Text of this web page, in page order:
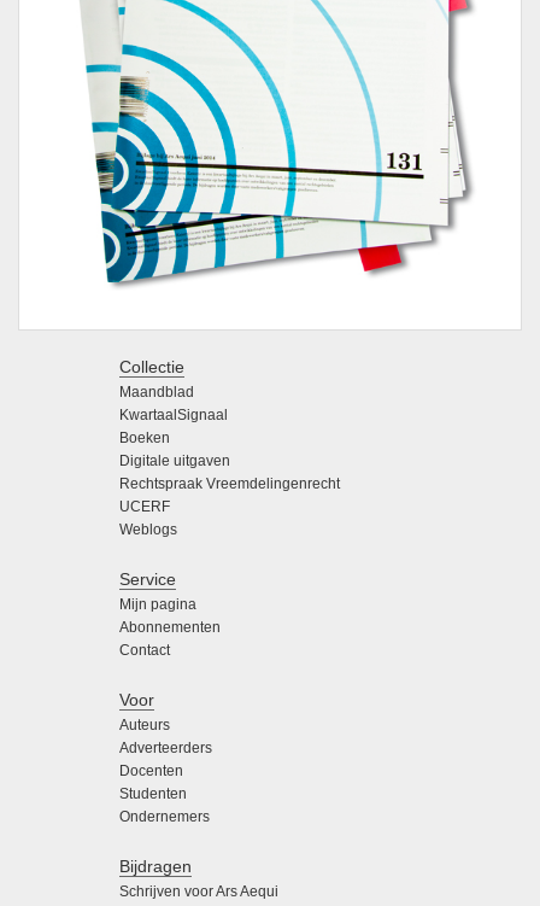
Collectie
Maandblad
KwartaalSignaal
Boeken
Digitale uitgaven
Rechtspraak Vreemdelingenrecht
UCERF
Weblogs
Service
Mijn pagina
Abonnementen
Contact
Voor
Auteurs
Adverteerders
Docenten
Studenten
Ondernemers
Bijdragen
Schrijven voor Ars Aequi